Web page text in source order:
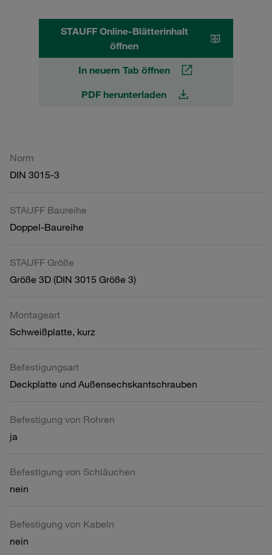
STAUFF Online-Blätterinhalt
öffnen
In neuem Tab öffnen
PDF herunterladen
Norm
DIN 3015-3
STAUFF Baureihe
Doppel-Baureihe
STAUFF Größe
Größe 3D (DIN 3015 Größe 3)
Montageart
Schweißplatte, kurz
Befestigungsart
Deckplatte und Außensechskantschrauben
Befestigung von Rohren
ja
Befestigung von Schläuchen
nein
Befestigung von Kabeln
nein